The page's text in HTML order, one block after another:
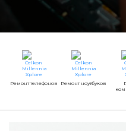
Ремонт телефонов Ремонт ноутбуков